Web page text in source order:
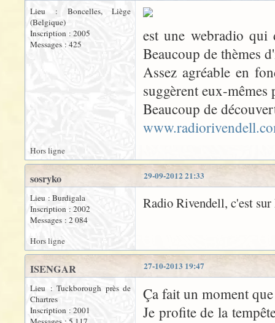
Lieu : Boncelles, Liège
(Belgique)
Inscription : 2005
Messages : 425
est une webradio
Beaucoup de thèmes
Assez agréable en
suggèrent eux-
Beaucoup de
Hors ligne
29-09-2012 21:33
sosryko
Lieu : Burdigala
Inscription : 2002
Messages : 2 084
Radio Rivendell, c'est sur
Hors ligne
27-10-2013 19:47
ISENGAR
Lieu : Tuckborough près de
Chartres
Inscription : 2001
Ça fait un moment
Je profite de la